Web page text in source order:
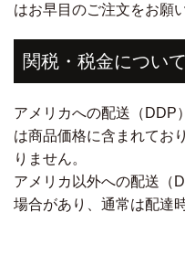
はお早目のご注文をお願
関税・税金について
アメリカへの配送（DDP
は商品価格に含まれてお
りません。
アメリカ以外への配送（
場合があり、通常は配達